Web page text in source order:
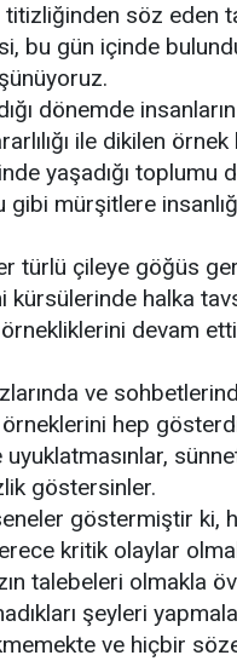
söz eden
bu gün içinde
dönemde
ile dikilen
yaşadığı toplumu
mürşitlere
türlü çileye göğüs
kürsülerinde halka
devam
ve
örneklerini hep
göstersinler.
göstermiştir ki,
kritik olaylar
talebeleri olmakla
şeyleri
ve hiçbir